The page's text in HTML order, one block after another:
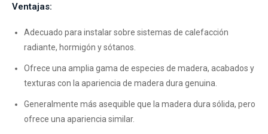
Ventajas:
Adecuado para instalar sobre sistemas de calefacción
radiante, hormigón y sótanos.
Ofrece una amplia gama de especies de madera, acabados y
texturas con la apariencia de madera dura genuina.
Generalmente más asequible que la madera dura sólida, pero
ofrece una apariencia similar.